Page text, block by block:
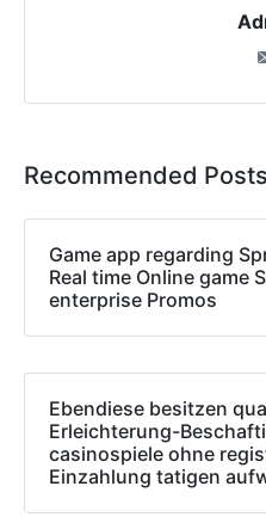
Recommended Posts
Game app regarding
Real time Online game
enterprise Promos
Ebendiese besitzen
Erleichterung-
casinospiele ohne
Einzahlung tatigen